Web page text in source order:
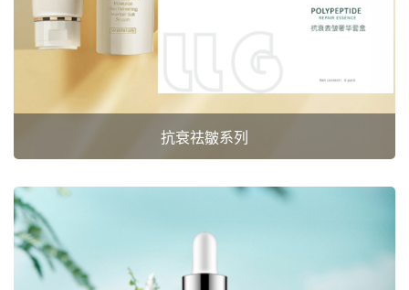
抗衰祛皺系列